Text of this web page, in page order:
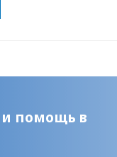
и помощь в